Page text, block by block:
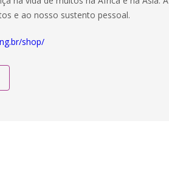
e ao nosso sustento pessoal.
shop/